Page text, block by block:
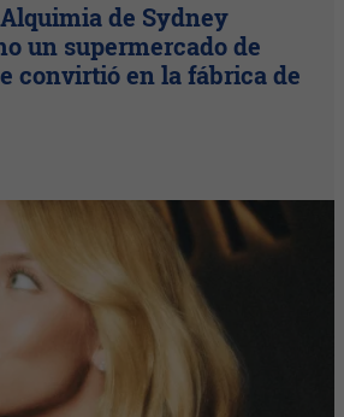
de Sydney
un supermercado de
convirtió en la fábrica de